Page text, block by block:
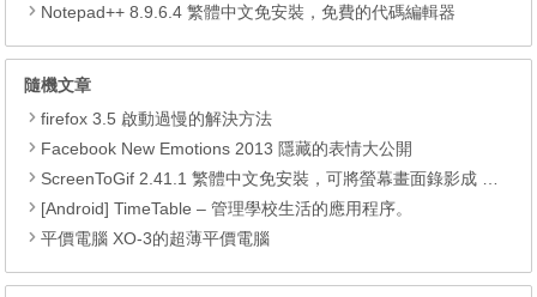
Notepad++ 8.9.6.4 繁體中文免安裝，免費的代碼編輯器
隨機文章
firefox 3.5 啟動過慢的解決方法
Facebook New Emotions 2013 隱藏的表情大公開
ScreenToGif 2.41.1 繁體中文免安裝，可將螢幕畫面錄影成 Gif 動畫
[Android] TimeTable – 管理學校生活的應用程序。
平價電腦 XO-3的超薄平價電腦